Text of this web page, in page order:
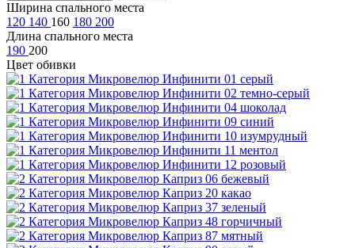
Ширина спального места
120 140 160 180 200
Длина спального места
190 200
Цвет обивки